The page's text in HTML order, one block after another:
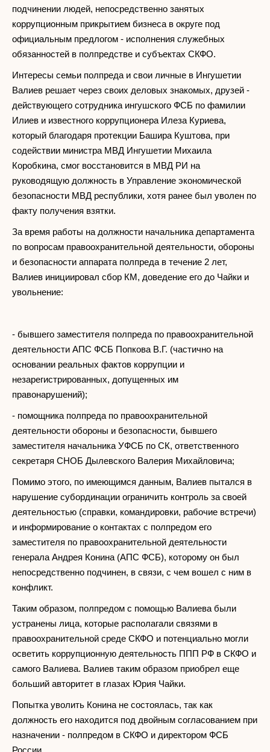
подчинении людей, непосредственно занятых
коррупционным прикрытием бизнеса в округе под
официальным предлогом - исполнения служебных
обязанностей в полпредстве и субъектах СКФО.
Интересы семьи полпреда и свои личные в Ингушетии
Валиев решает через своих деловых знакомых, друзей -
действующего сотрудника ингушского ФСБ по фамилии
Илиев и известного коррупционера Илеза Куриева,
который благодаря протекции Башира Куштова, при
содействии министра МВД Ингушетии Михаила
Коробкина, смог восстановится в МВД РИ на
руководящую должность в Управление экономической
безопасности МВД республики, хотя ранее был уволен по
факту получения взятки.
За время работы на должности начальника департамента
по вопросам правоохранительной деятельности, обороны
и безопасности аппарата полпреда в течение 2 лет,
Валиев инициировал сбор КМ, доведение его до Чайки и
увольнение:
- бывшего заместителя полпреда по правоохранительной
деятельности АПС ФСБ Попкова В.Г. (частично на
основании реальных фактов коррупции и
незарегистрированных, допущенных им
правонарушений);
- помощника полпреда по правоохранительной
деятельности обороны и безопасности, бывшего
заместителя начальника УФСБ по СК, ответственного
секретаря СНОБ Дылевского Валерия Михайловича;
Помимо этого, по имеющимся данным, Валиев пытался в
нарушение субординации ограничить контроль за своей
деятельностью (справки, командировки, рабочие встречи)
и информирование о контактах с полпредом его
заместителя по правоохранительной деятельности
генерала Андрея Конина (АПС ФСБ), которому он был
непосредственно подчинен, в связи, с чем вошел с ним в
конфликт.
Таким образом, полпредом с помощью Валиева были
устранены лица, которые располагали связями в
правоохранительной среде СКФО и потенциально могли
осветить коррупционную деятельность ППП РФ в СКФО и
самого Валиева. Валиев таким образом приобрел еще
больший авторитет в глазах Юрия Чайки.
Попытка уволить Конина не состоялась, так как
должность его находится под двойным согласованием при
назначении - полпредом в СКФО и директором ФСБ